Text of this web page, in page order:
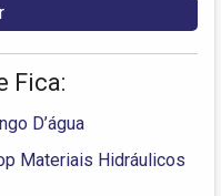
Fica:
D’água
Materiais Hidráulicos